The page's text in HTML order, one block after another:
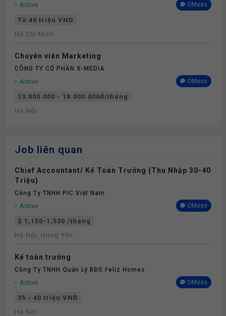
Active OMess
Từ 40 triệu VND
Hồ Chí Minh
Chuyên viên Marketing
CÔNG TY CỔ PHẦN X-MEDIA
Active OMess
13.000.000 - 18.000.000đ/tháng
Hà Nội
Job liên quan
Chief Accountant/ Kế Toán Trưởng (Thu Nhập 30-40
Triệu)
Công Ty TNHH PIC Việt Nam
Active OMess
$ 1,150-1,530 /tháng
Hà Nội, Hưng Yên
Kế toán trưởng
Công Ty TNHH Quản Lý BĐS Feliz Homes
Active OMess
35 - 40 triệu VNĐ
Hà Nội